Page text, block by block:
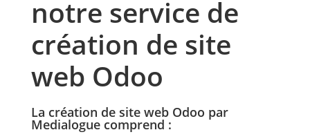
notre service de
création de site
web Odoo
La création de site web Odoo par
Medialogue comprend :